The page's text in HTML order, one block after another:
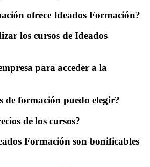
ofrece Ideados Formación?
los cursos de Ideados
para acceder a la
de formación puedo elegir?
de los cursos?
Formación son bonificables